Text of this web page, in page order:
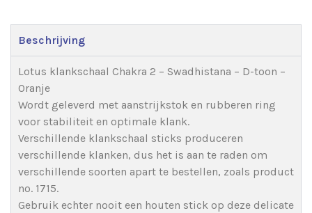
Beschrijving
Lotus klankschaal Chakra 2 – Swadhistana – D-toon –
Oranje
Wordt geleverd met aanstrijkstok en rubberen ring
voor stabiliteit en optimale klank.
Verschillende klankschaal sticks produceren
verschillende klanken, dus het is aan te raden om
verschillende soorten apart te bestellen, zoals product
no. 1715.
Gebruik echter nooit een houten stick op deze delicate